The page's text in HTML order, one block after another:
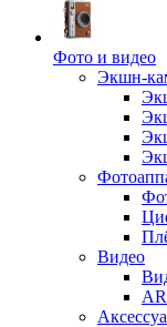
Фото и видео
Экшн-
Видео